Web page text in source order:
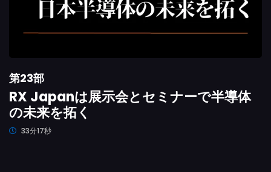
第23部
RX Japanは展示会とセミナーで半導体
の未来を拓く
33分17秒